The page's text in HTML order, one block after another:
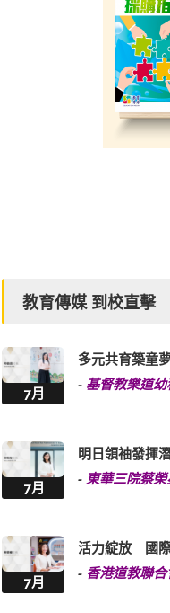
教育傳媒 到校直擊
7月
多元共育築童
- 基督教樂道幼
7月
明日領袖發揮
- 東華三院蔡
7月
活力綻放 國
- 香港道教聯